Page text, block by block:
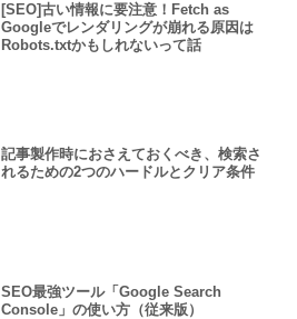
[SEO]古い情報に要注意！Fetch as
Googleでレンダリングが崩れる原因は
Robots.txtかもしれないって話
記事製作時におさえておくべき、検索さ
れるための2つのハードルとクリア条件
SEO最強ツール「Google Search
Console」の使い方（従来版）